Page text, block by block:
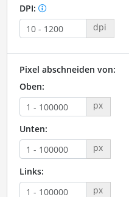
DPI:
dpi
Pixel abschneiden von:
Oben:
px
Unten:
px
Links:
px